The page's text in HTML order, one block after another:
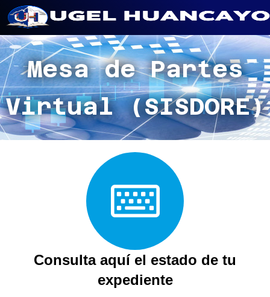
al
contenido
Mesa de Partes
Virtual (SISDORE)
Consulta aquí el estado de tu
expediente